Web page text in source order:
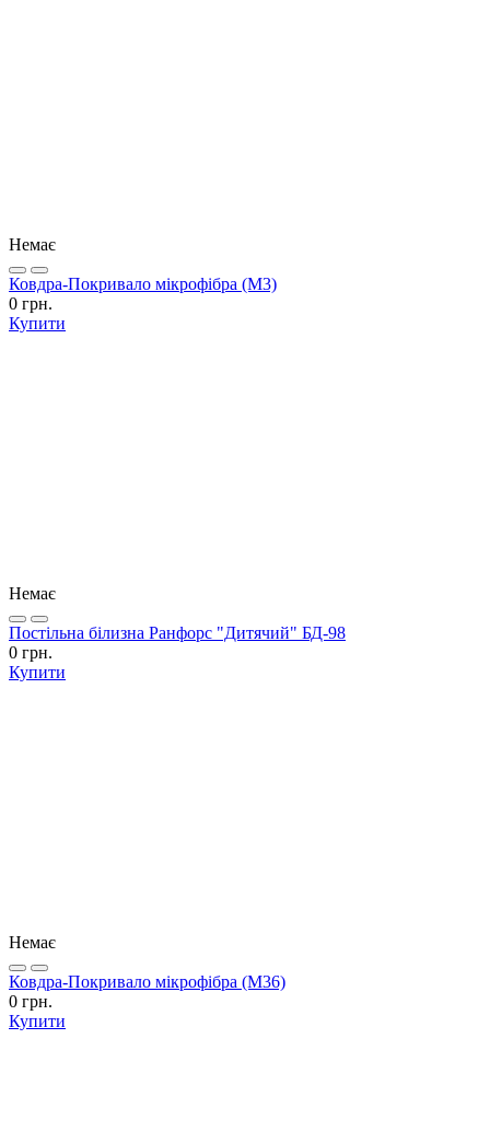
Немає
Ковдра-Покривало мікрофібра (М3)
0 грн.
Купити
Немає
Постільна білизна Ранфорс "Дитячий" БД-98
0 грн.
Купити
Немає
Ковдра-Покривало мікрофібра (М36)
0 грн.
Купити